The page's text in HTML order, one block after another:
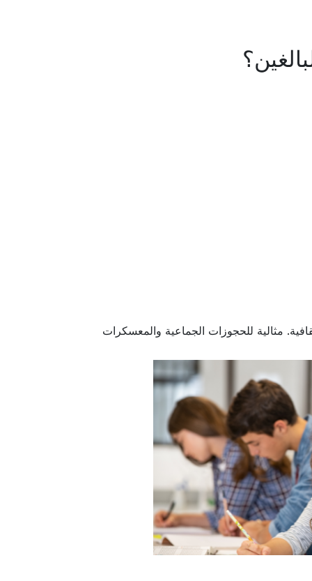
مثالية للحجوزات الجماعية والمعسكرات